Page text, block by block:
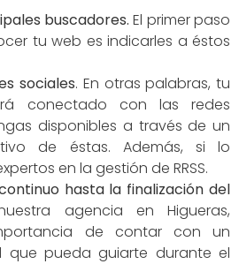
buscadores. El primer paso
tu web es indicarles a éstos
sociales. En otras palabras, tu
conectado con las redes
disponibles a través de un
de éstas. Además, si lo
en la gestión de RRSS.
hasta la finalización del
agencia en Higueras,
de contar con un
que pueda guiarte durante el